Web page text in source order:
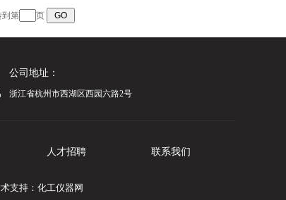
第 页
公司地址：
浙江省杭州市西湖区西园六路2号
人才招聘 联系我们
支持： 化工仪器网